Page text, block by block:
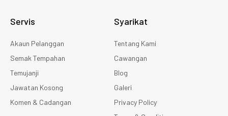
Syarikat
Tentang Kami
Cawangan
Blog
Galeri
Privacy Policy
Servis
Akaun Pelanggan
Semak Tempahan
Temujanji
Jawatan Kosong
Komen & Cadangan